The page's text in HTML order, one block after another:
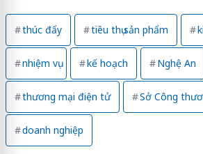
thúc đẩy tiêu thụ sản phẩm
nhiệm vụ kế hoạch Nghệ An
thương mại điện tử Sở Công
doanh nghiệp